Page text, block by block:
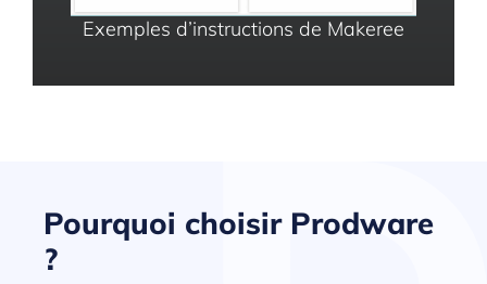
Exemples d’instructions de Makeree
Pourquoi choisir Prodware
?